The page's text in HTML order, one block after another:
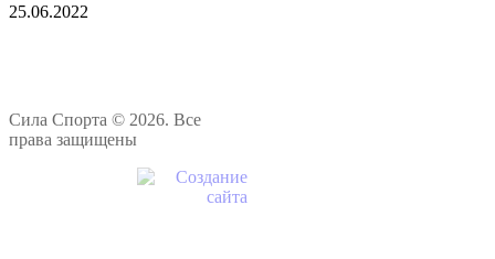
25.06.2022
Сила Спорта © 2026. Все
права защищены